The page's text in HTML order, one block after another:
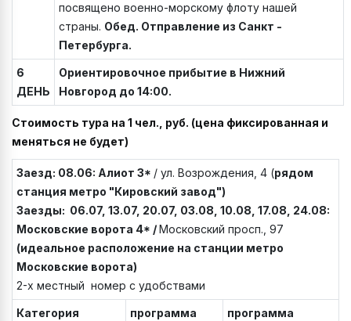
посвящено военно-морскому флоту нашей
страны. Обед. Отправление из Санкт -
Петербурга.
6
ДЕНЬ
Ориентировочное прибытие в Нижний
Новгород до 14:00.
Стоимость тура на 1 чел., руб. (цена фиксированная и
меняться не будет)
Заезд: 08.06: Алиот 3* / ул. Возрождения, 4 (рядом
станция метро "Кировский завод")
Заезды: 06.07, 13.07, 20.07, 03.08, 10.08, 17.08, 24.08:
Московские ворота 4* / Московский просп., 97
(идеальное расположение на станции метро
Московские ворота)
2-х местный номер с удобствами
Категория
программа
программа